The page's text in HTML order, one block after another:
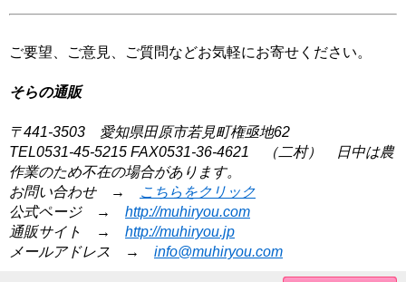
ご要望、ご意見、ご質問などお気軽にお寄せください。
そらの通販
〒441-3503 愛知県田原市若見町権亟地62
TEL0531-45-5215 FAX0531-36-4621 （二村） 日中は農
作業のため不在の場合があります。
お問い合わせ →
こちらをクリック
公式ページ → http://muhiryou.com
通販サイト → http://muhiryou.jp
メールアドレス → info@muhiryou.com